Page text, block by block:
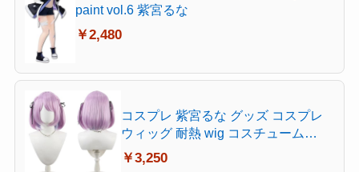
paint vol.6 紫宮るな
￥2,480
コスプレ 紫宮るな グッズ コスプレ
ウィッグ 耐熱 wig コスチューム
Cosplay
￥3,250